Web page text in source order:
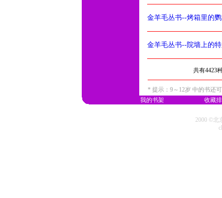
金羊毛丛书--烤箱里的
金羊毛丛书--院墙上的
共有4423
* 提示：9～12岁 中的书还
我的书架
收藏
2000 ©北